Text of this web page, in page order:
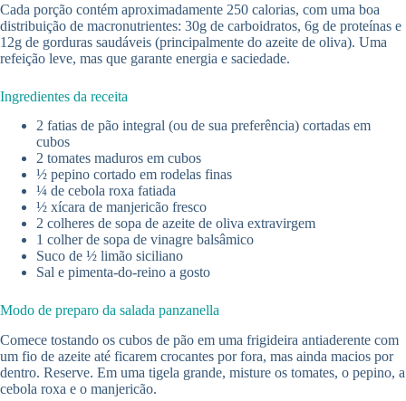
Cada porção contém aproximadamente 250 calorias, com uma boa
distribuição de macronutrientes: 30g de carboidratos, 6g de proteínas e
12g de gorduras saudáveis (principalmente do azeite de oliva). Uma
refeição leve, mas que garante energia e saciedade.
Ingredientes da receita
2 fatias de pão integral (ou de sua preferência) cortadas em
cubos
2 tomates maduros em cubos
½ pepino cortado em rodelas finas
¼ de cebola roxa fatiada
½ xícara de manjericão fresco
2 colheres de sopa de azeite de oliva extravirgem
1 colher de sopa de vinagre balsâmico
Suco de ½ limão siciliano
Sal e pimenta-do-reino a gosto
Modo de preparo da salada panzanella
Comece tostando os cubos de pão em uma frigideira antiaderente com
um fio de azeite até ficarem crocantes por fora, mas ainda macios por
dentro. Reserve. Em uma tigela grande, misture os tomates, o pepino, a
cebola roxa e o manjericão.